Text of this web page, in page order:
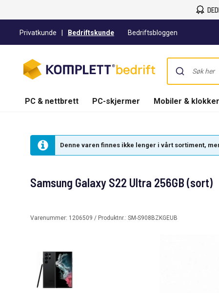
Privatkunde Bedriftskunde Bedriftsbloggen
PC & nettbrett PC-skjermer Mobiler & klokker
Denne varen finnes ikke lenger i vårt sortiment,
Samsung Galaxy S22 Ultra 256GB (sort)
Varenummer: 1206509 / Produktnr.: SM-S908BZKGEUB